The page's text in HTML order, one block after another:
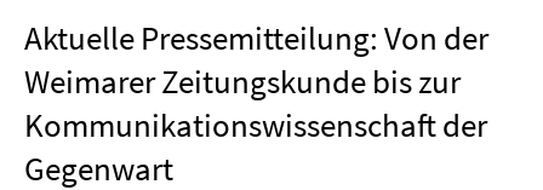
Aktuelle Pressemitteilung: Von der
Weimarer Zeitungskunde bis zur
Kommunikationswissenschaft der
Gegenwart